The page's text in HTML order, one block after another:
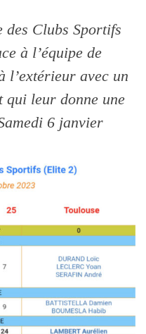
Clubs Sportifs
à l’équipe de
l’extérieur avec un
qui leur donne une
6 janvier